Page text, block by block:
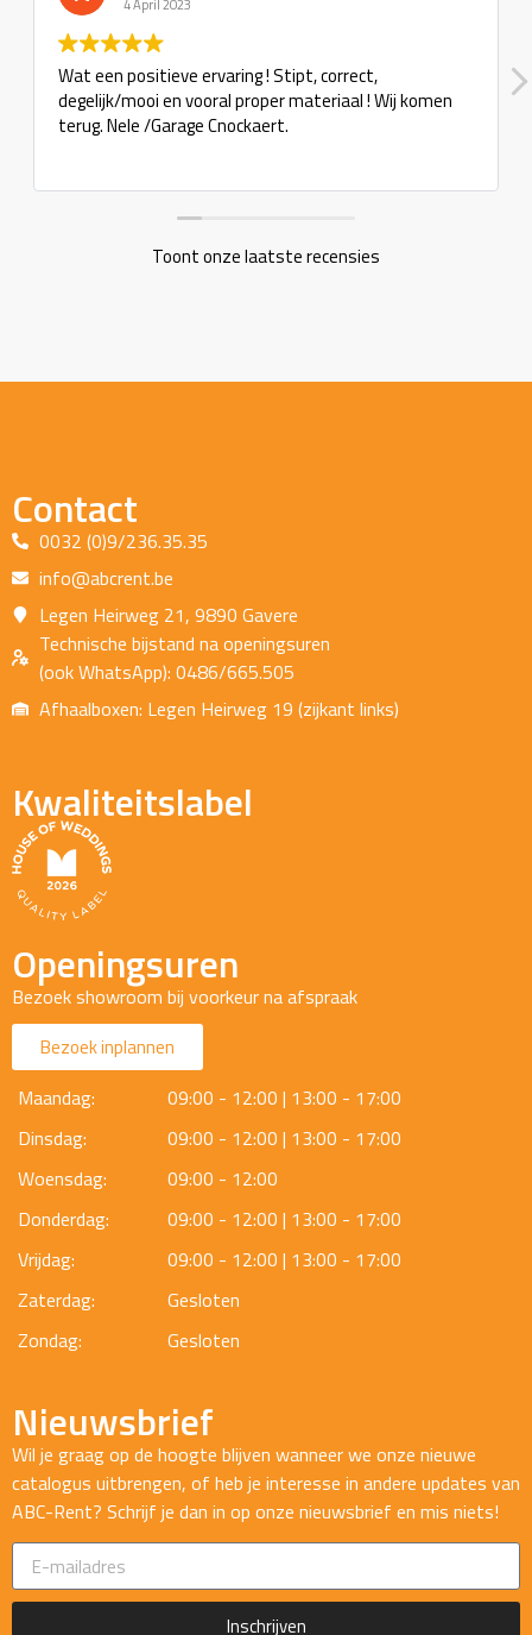
4 April 2023
Wat een positieve ervaring ! Stipt, correct,
degelijk/mooi en vooral proper materiaal ! Wij komen
terug. Nele /Garage Cnockaert.
Toont onze laatste recensies
Contact
0032 (0)9/236.35.35
info@abcrent.be
Legen Heirweg 21, 9890 Gavere
Technische bijstand na openingsuren
(ook WhatsApp): 0486/665.505
Afhaalboxen: Legen Heirweg 19 (zijkant links)
Kwaliteitslabel
Openingsuren
Bezoek showroom bij voorkeur na afspraak
Bezoek inplannen
Maandag:
09:00 - 12:00 | 13:00 - 17:00
Dinsdag:
09:00 - 12:00 | 13:00 - 17:00
Woensdag:
09:00 - 12:00
Donderdag:
09:00 - 12:00 | 13:00 - 17:00
Vrijdag:
09:00 - 12:00 | 13:00 - 17:00
Zaterdag:
Gesloten
Zondag:
Gesloten
Nieuwsbrief
Wil je graag op de hoogte blijven wanneer we onze nieuwe
catalogus uitbrengen, of heb je interesse in andere updates van
ABC-Rent? Schrijf je dan in op onze nieuwsbrief en mis niets!
Inschrijven